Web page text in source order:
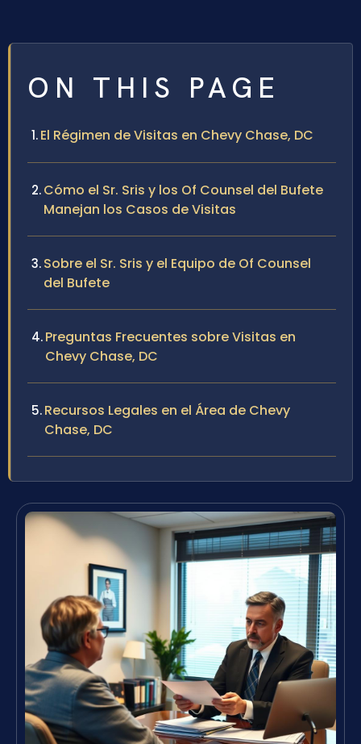
ON THIS PAGE
El Régimen de Visitas en Chevy Chase, DC
Cómo el Sr. Sris y los Of Counsel del Bufete
Manejan los Casos de Visitas
Sobre el Sr. Sris y el Equipo de Of Counsel
del Bufete
Preguntas Frecuentes sobre Visitas en
Chevy Chase, DC
Recursos Legales en el Área de Chevy
Chase, DC